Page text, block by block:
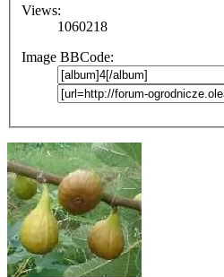
Views:
1060218
Image BBCode: